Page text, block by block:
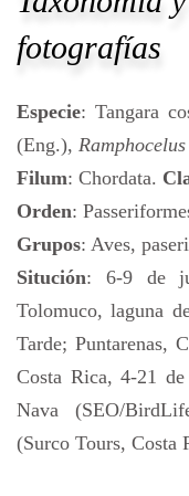
fotografías
Especie: Tangara
(Eng.),
Filum: Chordata.
Orden:
Grupos: Aves,
Situción: 6-9 de
Tolomuco, laguna
Tarde; Puntarenas,
Costa Rica, 4-21
Nava (SEO/
(Surco Tours, Costa